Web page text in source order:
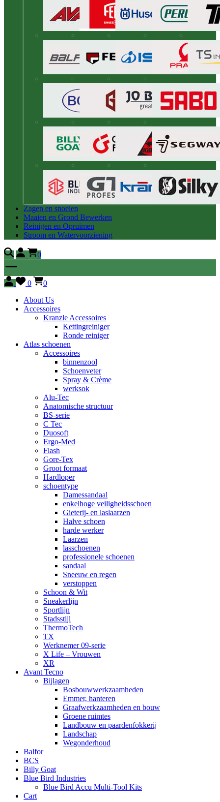
Zagen en snoeien
Maaien en Grond Bewerken
Reinigen en Opruimen
Stroom en Watervoorziening
0
0
0
About Us
Accessoires
Kranzle Accessoires
Kettingreiniger
Ronde reiniger
Atlas schoenen
Accessoires
binnenzool
Schoenveter
Spray & Crème
werksok
Alu-Tec
Anatomische structuur
BS-serie
C Tec
Duosoft
Ergo-Med
Flash
Gore-Tex
Groot formaat
Hardloper
schoentype
Damessandaal
enkelhoge veiligheidsschoen
Gieterij- en laslaarzen
Halve schoen
harde werker
Laarzen
lasschoenen
professionele schoenen
sandaal
Sneeuw en regen
verstoppen
Schoon & Wit
Sneakerlijn
Sportlijn
Stadsstijl
ThermoTech
TX
Werknemer 09-serie
X Life – Vrouwen
XR
Avant Tecno
Bijlagen
Bosbouwwerkzaamheden
Emmer, hanteren
Graafwerkzaamheden en bouw
Groene ruimtes
Landbouw en paardenfokkerij
Landschap
Wegonderhoud
Balfor
BCS
Billy Goat
Blue Bird Industries
Blue Bird Accu Multi-Tool Kits
Cart